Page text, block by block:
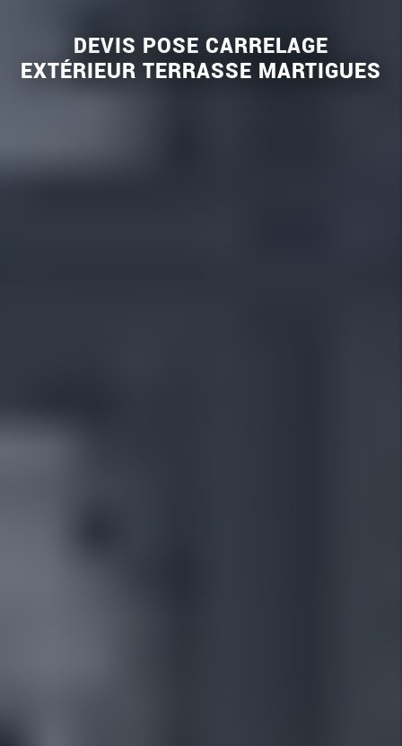
DEVIS POSE CARRELAGE
EXTÉRIEUR TERRASSE MARTIGUES